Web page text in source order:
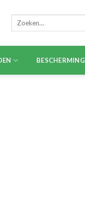
Zoeken
BESCHERMING